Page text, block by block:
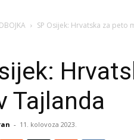
SP Osijek: Hrvatska za peto
Tajlanda
- 11. kolovoza 2023.